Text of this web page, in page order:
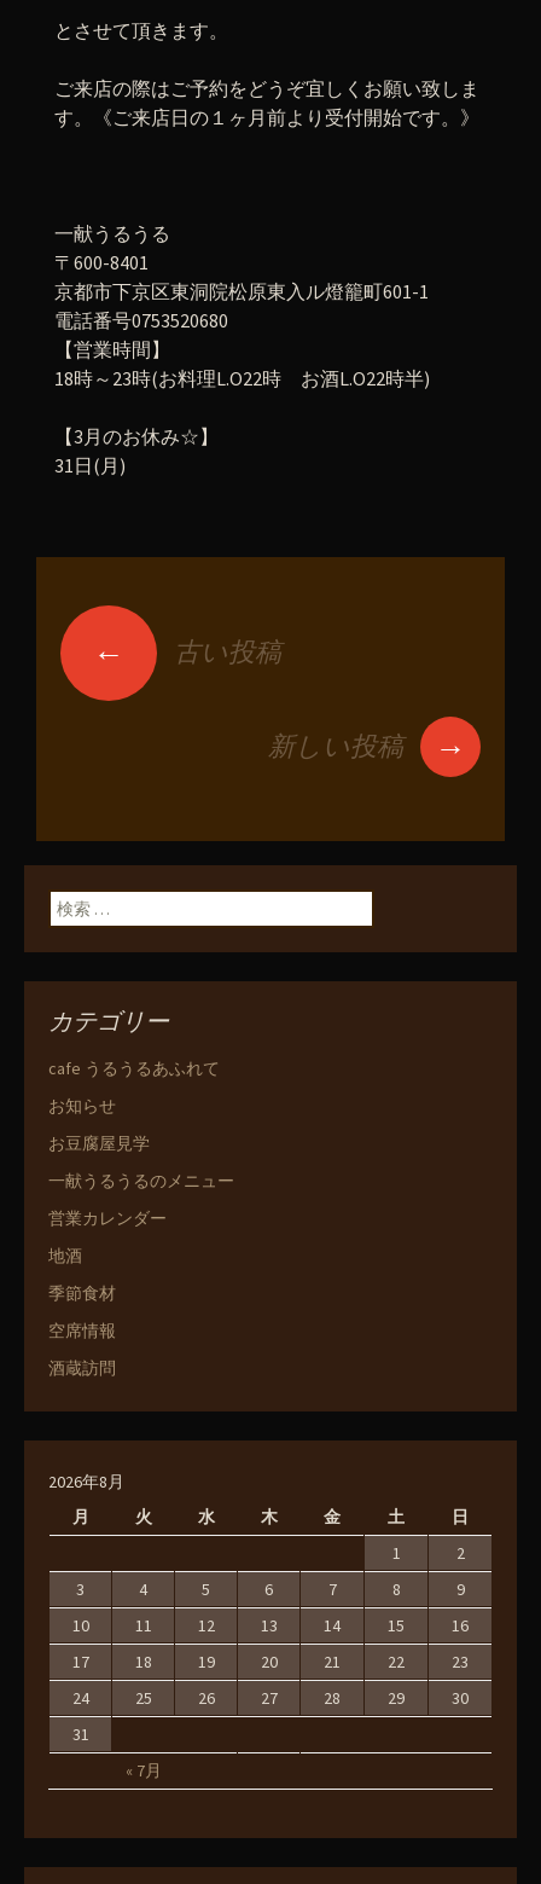
とさせて頂きます。
ご来店の際はご予約をどうぞ宜しくお願い致しま
す。《ご来店日の１ヶ月前より受付開始です。》
一献うるうる
〒600-8401
京都市下京区東洞院松原東入ル燈籠町601-1
電話番号0753520680
【営業時間】
18時～23時(お料理L.O22時 お酒L.O22時半)
【3月のお休み☆】
31日(月)
投稿ナビゲーショ
← 古い投稿
新しい投稿 →
検索:
カテゴリー
cafe うるうるあふれて
お知らせ
お豆腐屋見学
一献うるうるのメニュー
営業カレンダー
地酒
季節食材
空席情報
酒蔵訪問
2026年8月
月
火 水 木 金 土 日
« 7月
1
2
3
4 5 6 7 8
9
10
11 12 13 14 15
16
17
18 19 20 21 22
23
24
25 26 27 28 29
30
31